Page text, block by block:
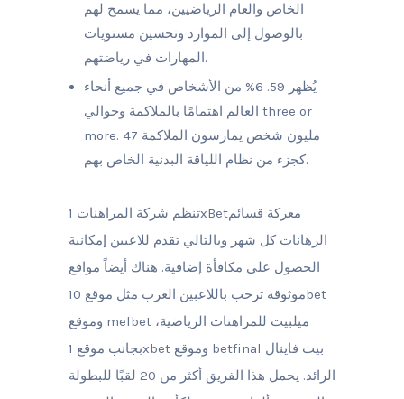
الخاص والعام الرياضيين، مما يسمح لهم
بالوصول إلى الموارد وتحسين مستويات
المهارات في رياضتهم.
يُظهر 59. 6% من الأشخاص في جميع أنحاء
العالم اهتمامًا بالملاكمة وحوالي three or
more. 47 مليون شخص يمارسون الملاكمة
كجزء من نظام اللياقة البدنية الخاص بهم.
تنظم شركة المراهنات 1xBetمعركة قسائم
الرهانات كل شهر وبالتالي تقدم للاعبين إمكانية
الحصول على مكافأة إضافية. هناك أيضاً مواقع
موثوقة ترحب باللاعبين العرب مثل موقع 10bet
وموقع melbet ميلبيت للمراهنات الرياضية،
بجانب موقع 1xbet وموقع betfinal بيت فاينال
الرائد. يحمل هذا الفريق أكثر من 20 لقبًا للبطولة